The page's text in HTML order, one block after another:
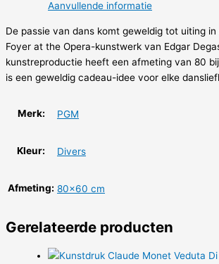
Aanvullende informatie
De passie van dans komt geweldig tot uiting
Foyer at the Opera-kunstwerk van Edgar
kunstreproductie heeft een afmeting van 80
is een geweldig cadeau-idee voor elke
Merk: PGM
Kleur: Divers
Afmeting: 80×60 cm
Gerelateerde producten